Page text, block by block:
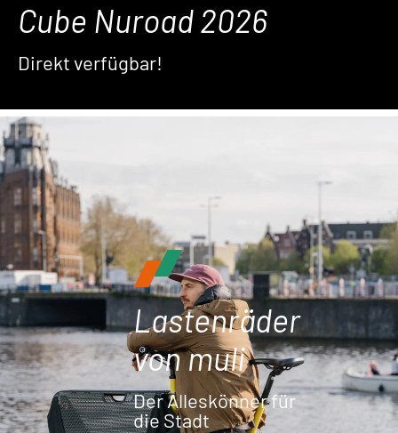
Cube Nuroad 2026
Direkt verfügbar!
Lastenräder
von muli
Der Alleskönner für
die Stadt